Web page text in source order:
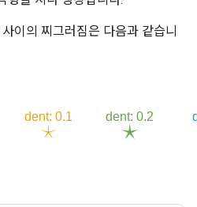
이의 찌그러짐은 다음과 같습니